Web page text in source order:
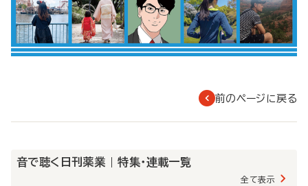
前のページに戻る
音で聴く日刊薬業 | 特集・連載一覧
全て表示